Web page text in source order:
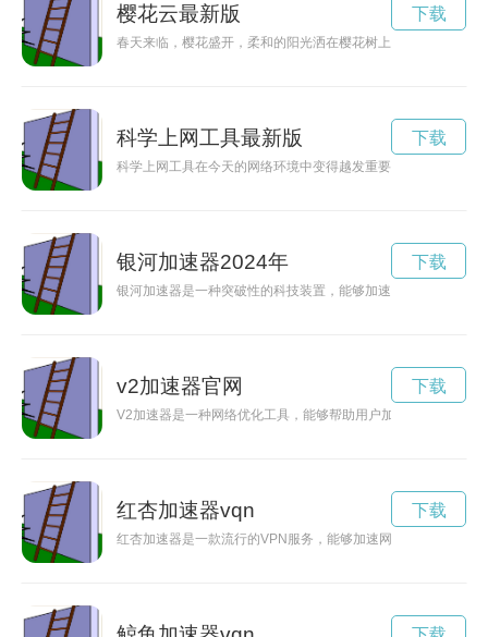
樱花云最新版
春天来临，樱花盛开，柔和的阳光洒在樱花树上，樱花云飘荡
下载
科学上网工具最新版
科学上网工具在今天的网络环境中变得越发重要，保护个人隐
下载
银河加速器2024年
银河加速器是一种突破性的科技装置，能够加速飞船前行的速
下载
v2加速器官网
V2加速器是一种网络优化工具，能够帮助用户加快网络连接速
下载
红杏加速器vqn
红杏加速器是一款流行的VPN服务，能够加速网络，并让用户
下载